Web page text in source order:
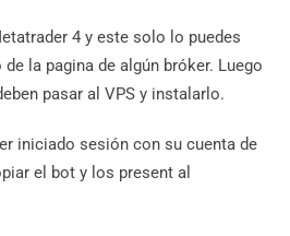
4 y este solo lo puedes
la pagina de algún bróker. Luego
pasar al VPS y instalarlo.
iniciado sesión con su cuenta de
el bot y los present al